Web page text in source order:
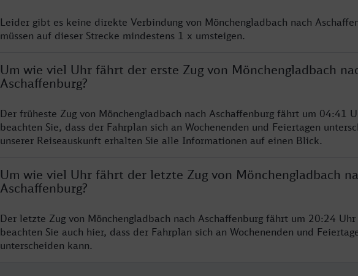
Leider gibt es keine direkte Verbindung von Mönchengladbach nach
müssen auf dieser Strecke mindestens 1 x umsteigen.
Um wie viel Uhr fährt der erste Zug von Mönchengladbach
Aschaffenburg?
Der früheste Zug von Mönchengladbach nach Aschaffenburg fährt um 04:41
beachten Sie, dass der Fahrplan sich an Wochenenden und Feiertagen
unserer Reiseauskunft erhalten Sie alle Informationen auf einen Blick.
Um wie viel Uhr fährt der letzte Zug von Mönchengladbach
Aschaffenburg?
Der letzte Zug von Mönchengladbach nach Aschaffenburg fährt um 20:24
beachten Sie auch hier, dass der Fahrplan sich an Wochenenden und
unterscheiden kann.